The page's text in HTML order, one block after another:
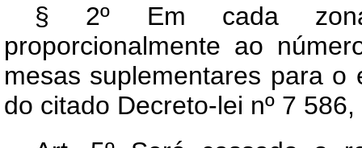
§ 2º Em cada zona
proporcionalmente ao
mesas suplementares para
do citado Decreto-lei nº 7